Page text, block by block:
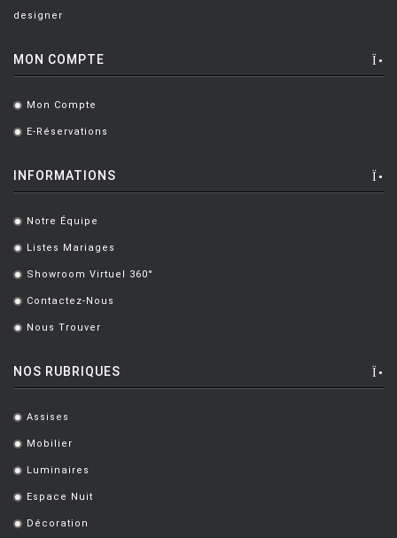
designer
MON COMPTE
. Mon Compte
. E-Réservations
INFORMATIONS
. Notre Équipe
. Listes Mariages
. Showroom Virtuel 360°
. Contactez-Nous
. Nous Trouver
NOS RUBRIQUES
. Assises
. Mobilier
. Luminaires
. Espace Nuit
. Décoration